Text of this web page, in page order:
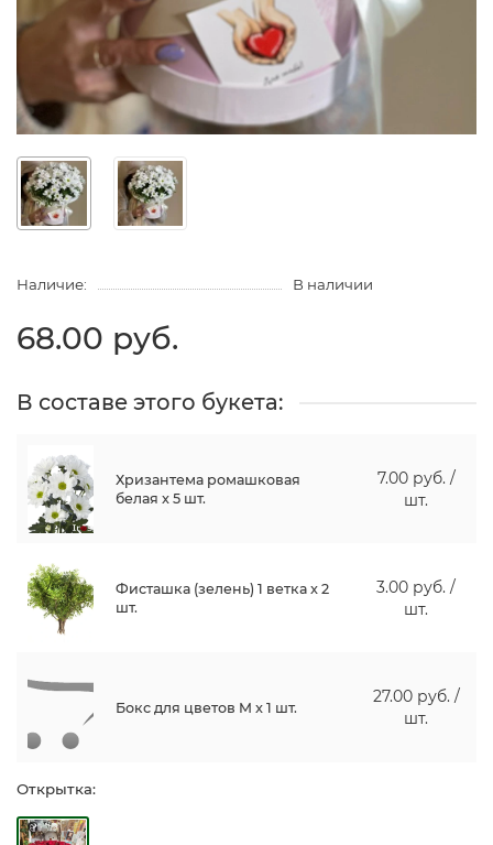
Наличие: В наличии
68.00 руб.
В составе этого букета:
Хризантема ромашковая
белая x 5 шт.
7.00 руб. /
шт.
Фисташка (зелень) 1 ветка x 2
шт.
3.00 руб. /
шт.
Бокс для цветов M x 1 шт.
27.00 руб. /
шт.
Открытка: